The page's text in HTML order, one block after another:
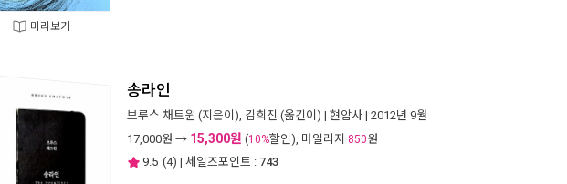
미리보기
송라인
브루스 채트윈 (지은이), 김희진 (옮긴이) | 현암사 | 2012년 9월
17,000원 → 15,300원 (10%할인), 마일리지 850원
9.5 (4) | 세일즈포인트 : 743